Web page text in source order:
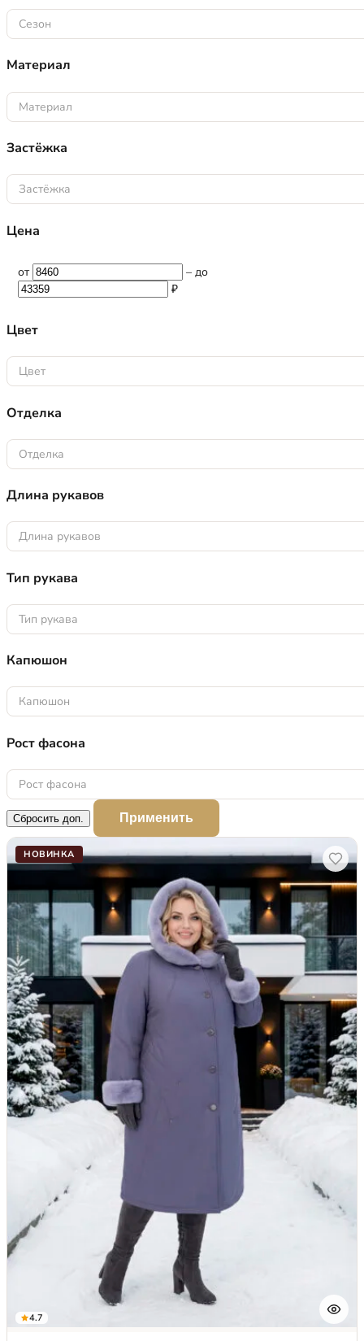
Сезон
Материал
Материал
Застёжка
Застёжка
Цена
от – до
₽
Цвет
Цвет
Отделка
Отделка
Длина рукавов
Длина рукавов
Тип рукава
Тип рукава
Капюшон
Капюшон
Рост фасона
Рост фасона
Сбросить доп. Применить
НОВИНКА
4.7